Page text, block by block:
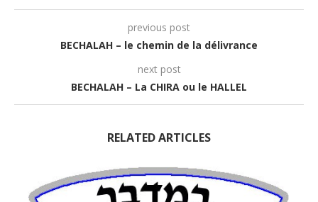
previous post
BECHALAH – le chemin de la délivrance
next post
BECHALAH – La CHIRA ou le HALLEL
RELATED ARTICLES